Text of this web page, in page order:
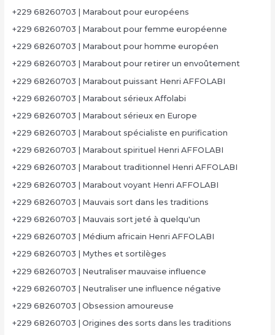
+229 68260703 | Marabout pour européens
+229 68260703 | Marabout pour femme européenne
+229 68260703 | Marabout pour homme européen
+229 68260703 | Marabout pour retirer un envoûtement
+229 68260703 | Marabout puissant Henri AFFOLABI
+229 68260703 | Marabout sérieux Affolabi
+229 68260703 | Marabout sérieux en Europe
+229 68260703 | Marabout spécialiste en purification
+229 68260703 | Marabout spirituel Henri AFFOLABI
+229 68260703 | Marabout traditionnel Henri AFFOLABI
+229 68260703 | Marabout voyant Henri AFFOLABI
+229 68260703 | Mauvais sort dans les traditions
+229 68260703 | Mauvais sort jeté à quelqu'un
+229 68260703 | Médium africain Henri AFFOLABI
+229 68260703 | Mythes et sortilèges
+229 68260703 | Neutraliser mauvaise influence
+229 68260703 | Neutraliser une influence négative
+229 68260703 | Obsession amoureuse
+229 68260703 | Origines des sorts dans les traditions